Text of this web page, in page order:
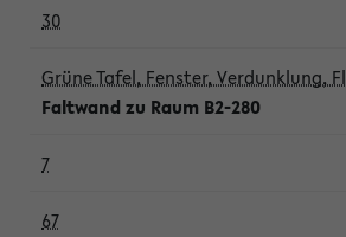
30
Grüne Tafel, Fenster, Verdunklung,
Faltwand zu Raum B2-280
7
67